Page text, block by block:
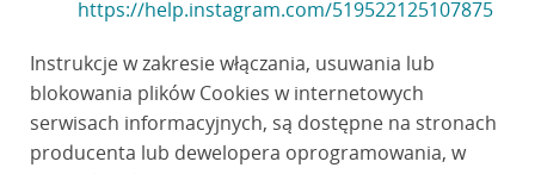
https://help.instagram.com/519522125107875
Instrukcje w zakresie włączania, usuwania lub
blokowania plików Cookies w internetowych
serwisach informacyjnych, są dostępne na stronach
producenta lub dewelopera oprogramowania, w